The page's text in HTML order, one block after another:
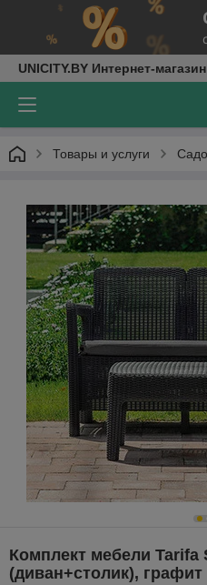
UNICITY.BY Интернет-магазин
Товары и услуги
Комплект мебели Tarifa
(диван+столик), графит